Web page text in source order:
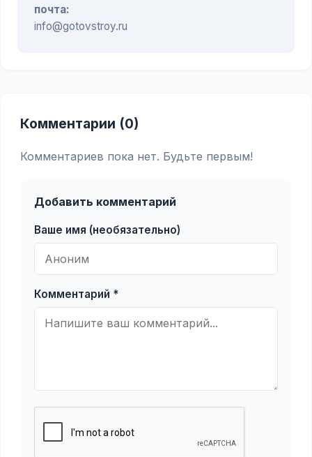
почта:
info@gotovstroy.ru
Комментарии (0)
Комментариев пока нет. Будьте первым!
Добавить комментарий
Ваше имя (необязательно)
Комментарий *